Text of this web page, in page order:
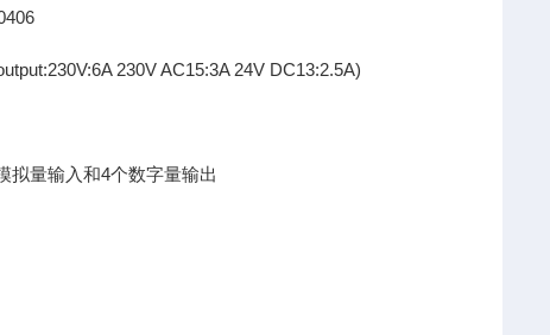
230V AC15:3A 24V DC13:2.5A)
拟量输入和4个数字量输出